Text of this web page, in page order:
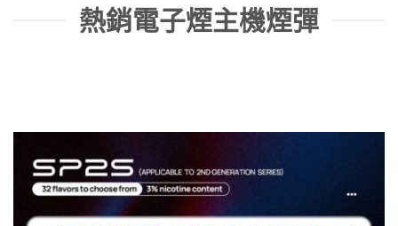
熱銷電子煙主機煙彈